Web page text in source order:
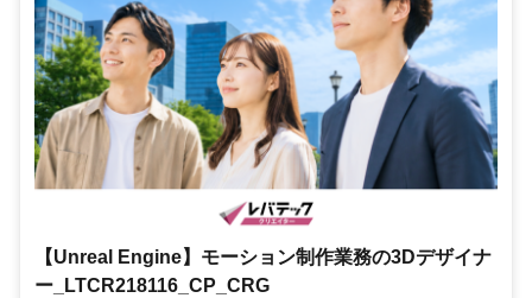
【Unreal Engine】モーション制作業務の3Dデザイナ
ー_LTCR218116_CP_CRG